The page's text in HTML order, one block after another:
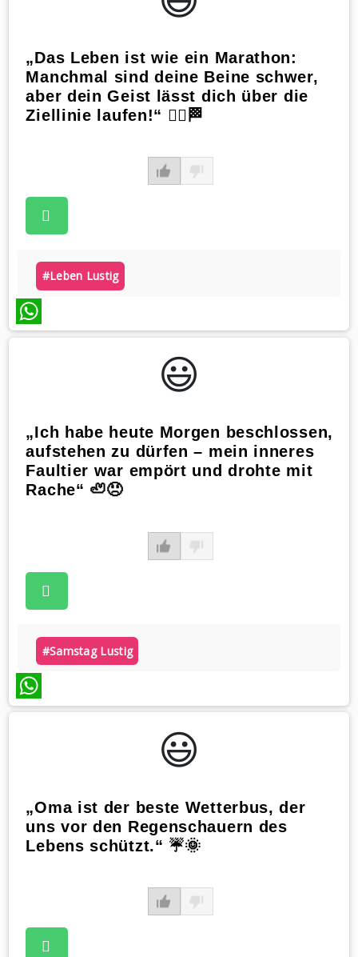
„Das Leben ist wie ein Marathon:
Manchmal sind deine Beine schwer,
aber dein Geist lässt dich über die
Ziellinie laufen!“ 🏃‍♀️🏁
#leben Lustig
WhatsApp
😃️
„Ich habe heute Morgen beschlossen,
aufstehen zu dürfen – mein inneres
Faultier war empört und drohte mit
Rache“ 🦥😠
#samstag Lustig
WhatsApp
😃️
„Oma ist der beste Wetterbus, der
uns vor den Regenschauern des
Lebens schützt.“ ☔️🌞